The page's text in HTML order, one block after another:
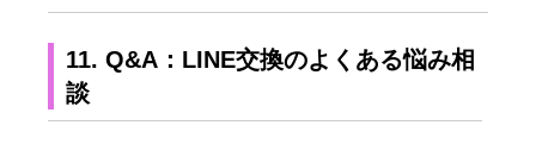
11. Q&A：LINE交換のよくある悩み相
談